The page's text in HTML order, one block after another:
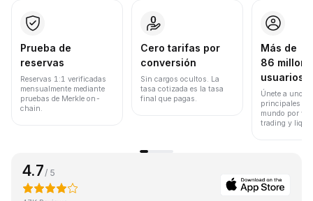
Prueba de
reservas
Reservas 1:1 verificadas
mensualmente mediante
pruebas de Merkle on-
chain.
Cero tarifas por
conversión
Sin cargos ocultos. La
tasa cotizada es la tasa
final que pagas.
Más de
86
usuarios
Únete a uno
principales
mundo por
trading y
4.7 / 5